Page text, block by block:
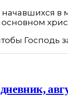
начавшихся в
Господь